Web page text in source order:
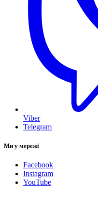
Viber
Telegram
Ми у мережі
Facebook
Instagram
YouTube